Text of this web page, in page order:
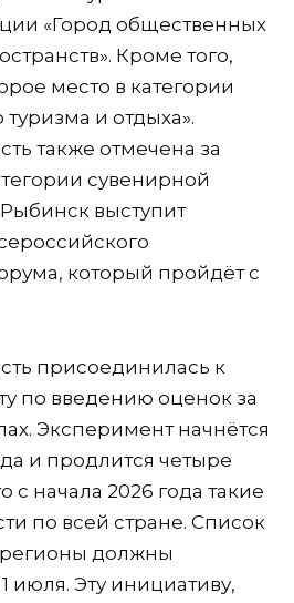
«Город общественных
Кроме того,
место в категории
и отдыха».
также отмечена за
сувенирной
выступит
который пройдёт с
присоединилась к
по введению оценок за
Эксперимент начнётся
и продлится четыре
с начала 2026 года такие
по всей стране. Список
должны
июля. Эту инициативу,